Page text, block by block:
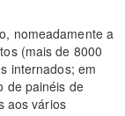
nomeadamente a
(mais de 8000
internados; em
de painéis de
aos vários